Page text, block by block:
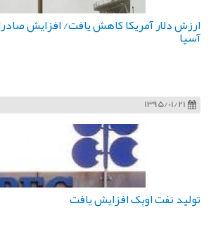
ارزش دلار آمریکا کاهش یافت/ افزایش
آسیا
1395/01/21
تولید نفت اوپک افزایش یافت